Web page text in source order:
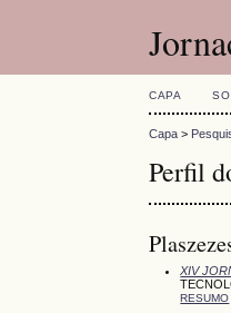
CAPA
Capa >
Perfil
XIV
RESUMO